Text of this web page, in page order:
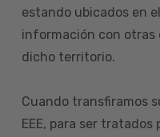
estando ubicados en
información con
dicho territorio.
Cuando transfiramos
EEE, para ser